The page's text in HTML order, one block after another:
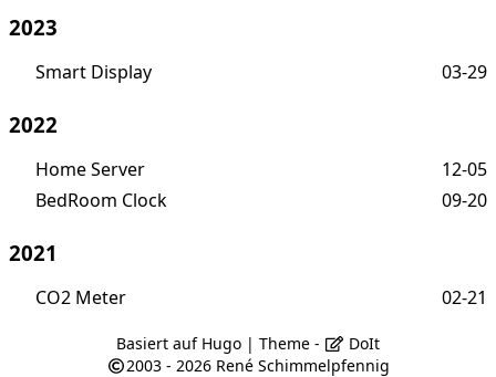
2023
Smart Display 03-29
2022
Home Server
12-05
BedRoom Clock
09-20
2021
CO2 Meter 02-21
Basiert auf Hugo | Theme -
DoIt
2003 - 2026 René Schimmelpfennig